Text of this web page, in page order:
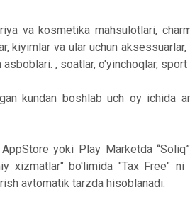
va kosmetika mahsulotlari,
kiyimlar va ular uchun
, soatlar, o'yinchoqlar, sport
kundan boshlab uch oy ichida
yoki Play Marketda
xizmatlar" bo'limida "Tax Free"
avtomatik tarzda hisoblanadi.